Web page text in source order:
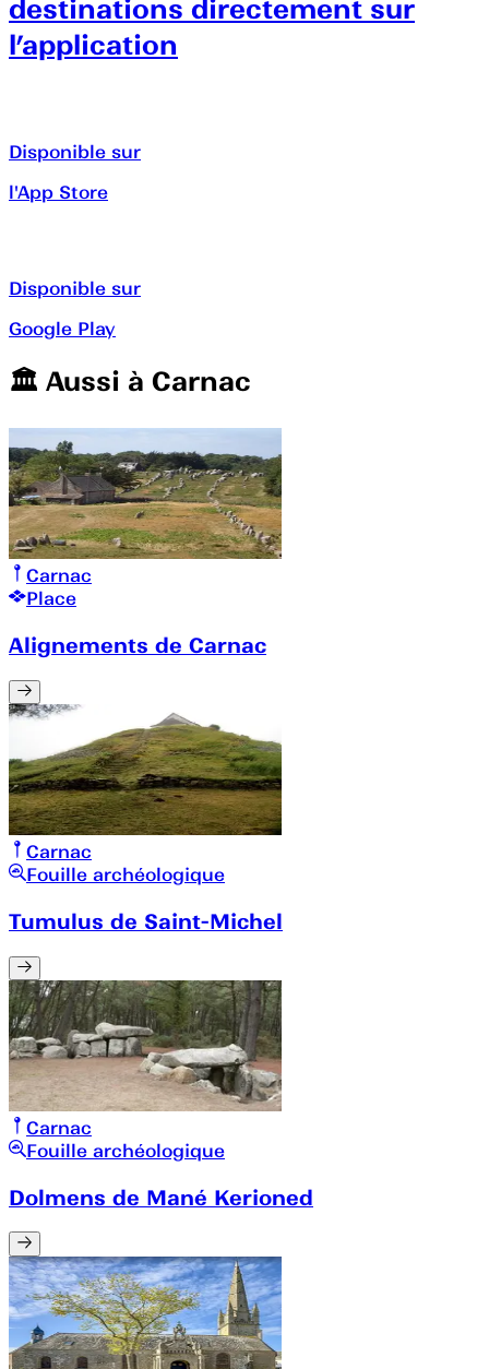
destinations directement sur
l’application
Disponible sur
l'App Store
Disponible sur
Google Play
🏛️️ Aussi à Carnac
Carnac
Place
Alignements de Carnac
Carnac
Fouille archéologique
Tumulus de Saint-Michel
Carnac
Fouille archéologique
Dolmens de Mané Kerioned